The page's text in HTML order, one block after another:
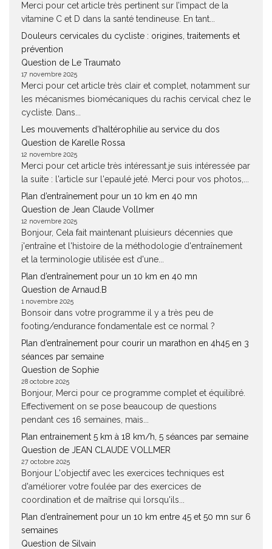
Merci pour cet article très pertinent sur l’impact de la
vitamine C et D dans la santé tendineuse. En tant...
Douleurs cervicales du cycliste : origines, traitements et
prévention
Question de Le Traumato
17 novembre 2025
Merci pour cet article très clair et complet, notamment sur
les mécanismes biomécaniques du rachis cervical chez le
cycliste. Dans...
Les mouvements d’haltérophilie au service du dos
Question de Karelle Rossa
12 novembre 2025
Merci pour cet article très intéressant.je suis intéressée par
la suite : l'article sur l'epaulé jeté. Merci pour vos photos,...
Plan d’entraînement pour un 10 km en 40 mn
Question de Jean Claude Vollmer
12 novembre 2025
Bonjour, Cela fait maintenant pluisieurs décennies que
j'entraîne et l'histoire de la méthodologie d'entraînement
et la terminologie utilisée est d'une...
Plan d’entraînement pour un 10 km en 40 mn
Question de Arnaud.B
1 novembre 2025
Bonsoir dans votre programme il y a très peu de
footing/endurance fondamentale est ce normal ?
Plan d’entraînement pour courir un marathon en 4h45 en 3
séances par semaine
Question de Sophie
28 octobre 2025
Bonjour, Merci pour ce programme complet et équilibré.
Effectivement on se pose beaucoup de questions
pendant ces 16 semaines, mais...
Plan entrainement 5 km à 18 km/h, 5 séances par semaine
Question de JEAN CLAUDE VOLLMER
27 octobre 2025
Bonjour L'objectif avec les exercices techniques est
d'améliorer votre foulée par des exercices de
coordination et de maîtrise qui lorsqu'ils...
Plan d’entraînement pour un 10 km entre 45 et 50 mn sur 6
semaines
Question de Silvain